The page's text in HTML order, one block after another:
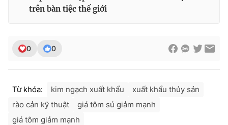
Giấy phép hoạt động báo in và báo điện tử số 483/GP-BTTTT
Phó Tổng Biên tập:Nguyễn Thị Mỹ Hạnh, Phạm Quốc Thắng,
Nguyễn Trọng Ninh
Tổng đài VTV: 024.38 355 931 - 024.38 355 932
trên bàn tiệc thế giới
0 0
Từ khóa: kim ngạch xuất khẩu
xuất khẩu thủy sản
rào cản kỹ thuật
giá tôm sú giảm mạnh
giá tôm giảm mạnh